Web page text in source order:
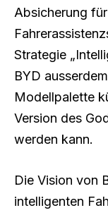
Absicherung
Strategie
BYD
Modellpalette
Version des
werden kann.
Die Vision von
intelligenten